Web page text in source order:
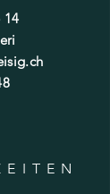
14
N